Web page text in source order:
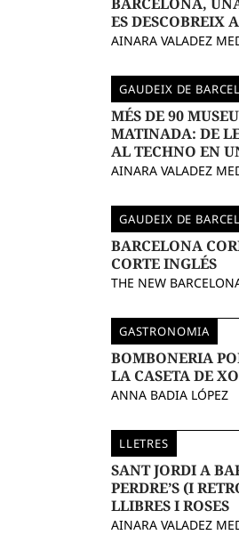
BARCELONA,
ES DESCOBREIX
AINARA VALADEZ
GAUDEIX DE
MÉS DE 90
MATINADA: DE
AL TECHNO EN
AINARA VALADEZ
GAUDEIX DE
BARCELONA
CORTE INGLÉS
THE NEW
GASTRONOMIA
BOMBONERIA
LA CASETA DE
ANNA BADIA LÓPEZ
LLETRES
SANT JORDI A
PERDRE’S (I
LLIBRES I ROSES
AINARA VALADEZ